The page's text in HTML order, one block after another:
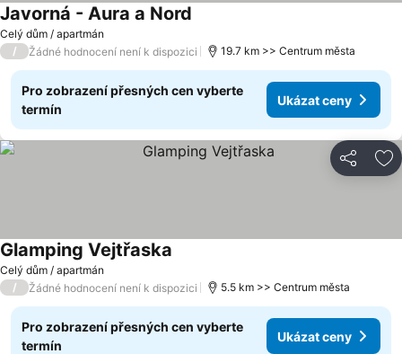
Celý dům / apartmán
Javorná - Aura a Nord
/ Žádné hodnocení není k dispozici 19.7 km >> Centrum města
Pro zobrazení přesných cen vyberte
termín
Ukázat ceny
Sdílet
Celý dům / apartmán
Glamping Vejtřaska
/ Žádné hodnocení není k dispozici 5.5 km >> Centrum města
Pro zobrazení přesných cen vyberte
termín
Ukázat ceny